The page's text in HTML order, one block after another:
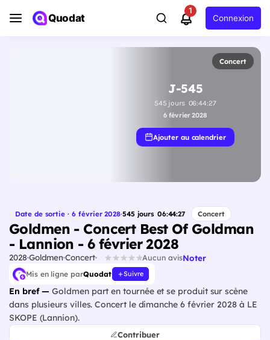
Quodat
1
Connexion
Concert
J-545
545 jours 06:44:27
6 février 2028
Ajouter au calendrier
Date de sortie · 6 février 2028·545 jours 06:44:27 Concert
Goldmen - Concert Best Of Goldman
- Lannion - 6 février 2028
2028 GoldmenConcert Aucun avisNoter
Mis en ligne parQuodat Suivre
En bref — Goldmen part en tournée et se produit sur scène
dans plusieurs villes. Concert le dimanche 6 février 2028 à LE
SKOPE (Lannion).
Contribuer